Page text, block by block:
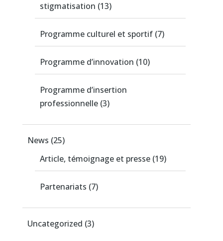
stigmatisation (13)
Programme culturel et sportif(7)
Programme d’innovation (10)
Programme d’insertion
professionnelle(3)
News (25)
Article, témoignage et presse(19)
Partenariats (7)
Uncategorized (3)